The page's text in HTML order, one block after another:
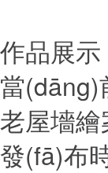
作品展示
當(dāng)
老屋墻繪
發(fā)布